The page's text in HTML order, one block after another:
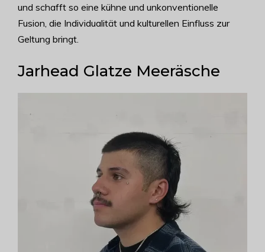
und schafft so eine kühne und unkonventionelle
Fusion, die Individualität und kulturellen Einfluss zur
Geltung bringt.
Jarhead Glatze Meeräsche